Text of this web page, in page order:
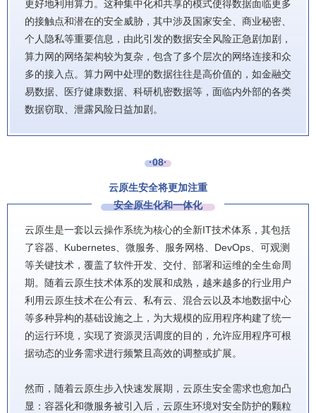
更好地利用算力。这种集中化和共享的模式使得数据面临更多
的接触点和潜在的安全威胁，其中涉及国家安全、商业秘密、
个人隐私等重要信息，由此引发的数据安全风险正急剧加剧，
算力网的网络架构较为复杂，包含了多个层次的网络连接和众
多的接入点。算力网中处理的数据往往是高价值的，如金融交
易数据、医疗健康数据、科研机密数据等，面临内外部的各类
数据窃取、泄露风险日益加剧。
·08·
云原生安全将更加注重
安全原生化和一体化
云原生是一套以云操作系统为核心的全新IT技术体系，其包括
了容器、Kubernetes、微服务、服务网格、DevOps、可观测
等关键技术，覆盖了软件开发、交付、部署和运维的全生命周
期。随着云原生技术体系的发展和成熟，越来越多的行业用户
利用云原生技术在公有云、私有云、混合云以及本地数据中心
等多种异构的基础设施之上，为大规模的应用程序构建了统一
的运行环境，实现了资源灵活调度的目的，允许应用程序可根
据动态的业务需求进行频繁且高效的调整或扩展。
然而，随着云原生步入快速发展期，云原生安全需求也愈加凸
显：容器化和微服务被引入后，云原生环境对安全防护的颗粒